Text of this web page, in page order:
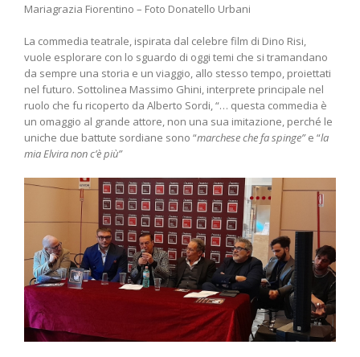
Mariagrazia Fiorentino – Foto Donatello Urbani
La commedia teatrale, ispirata dal celebre film di Dino Risi,
vuole esplorare con lo sguardo di oggi temi che si tramandano
da sempre una storia e un viaggio, allo stesso tempo, proiettati
nel futuro. Sottolinea Massimo Ghini, interprete principale nel
ruolo che fu ricoperto da Alberto Sordi, “… questa commedia è
un omaggio al grande attore, non una sua imitazione, perché le
uniche due battute sordiane sono “marchese che fa spinge”e “la
mia Elvira non c’è più”